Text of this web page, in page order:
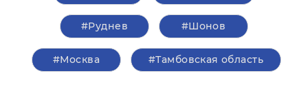
#Руднев #Шонов
#Москва #Тамбовская область